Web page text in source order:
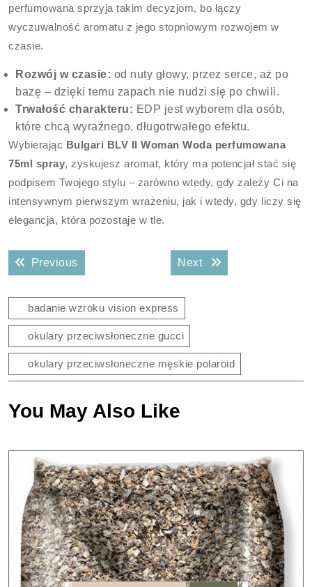
perfumowana sprzyja takim decyzjom, bo łączy
wyczuwalność aromatu z jego stopniowym rozwojem w
czasie.
Rozwój w czasie: od nuty głowy, przez serce, aż po
bazę – dzięki temu zapach nie nudzi się po chwili.
Trwałość charakteru: EDP jest wyborem dla osób,
które chcą wyraźnego, długotrwałego efektu.
Wybierając Bulgari BLV II Woman Woda perfumowana
75ml spray, zyskujesz aromat, który ma potencjał stać się
podpisem Twojego stylu – zarówno wtedy, gdy zależy Ci na
intensywnym pierwszym wrażeniu, jak i wtedy, gdy liczy się
elegancja, która pozostaje w tle.
Nawigacja
wpisuPreviousPrevious post: Next Next post:
badanie wzroku vision express
okulary przeciwsłoneczne gucci
okulary przeciwsłoneczne męskie polaroid
You May Also Like